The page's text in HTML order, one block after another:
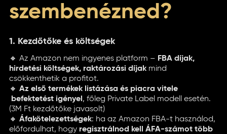
szembenézned?
1. Kezdőtőke és költségek
🔸 Az Amazon nem ingyenes platform – FBA díjak,
hirdetési költségek, raktározási díjak mind
csökkenthetik a profitot.
🔸 Az első termékek listázása és piacra vitele
befektetést igényel , főleg Private Label modell esetén.
(3M Ft kezdőtőke javasolt)
🔸 Áfakötelezettségek: ha az Amazon FBA-t használod,
előfordulhat, hogy regisztrálnod kell ÁFA-számot több